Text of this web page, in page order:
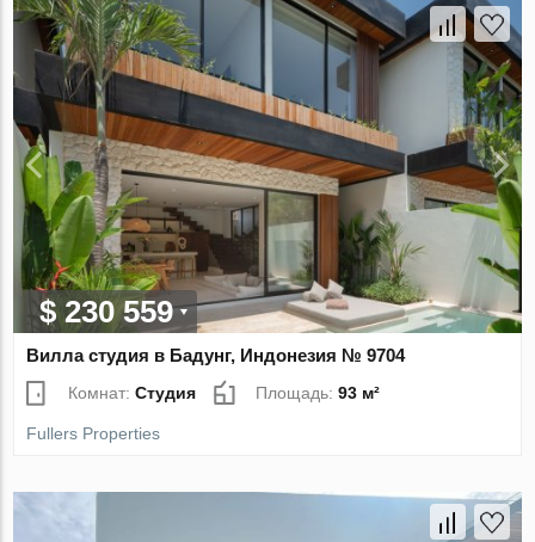
$ 230 559
Вилла студия в Бадунг, Индонезия № 9704
Комнат:Студия Площадь:93 м²
Fullers Properties